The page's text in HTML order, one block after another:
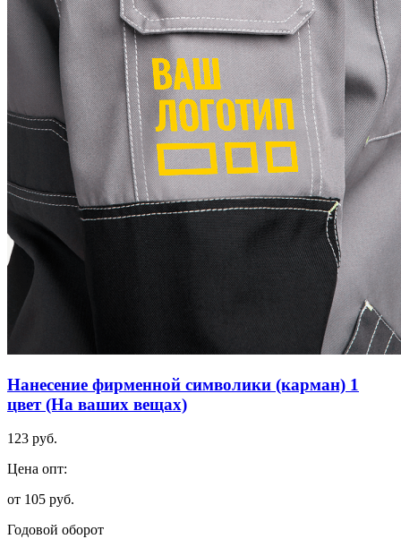
Нанесение фирменной символики (карман) 1
цвет (На ваших вещах)
123 руб.
Цена опт:
от 105 руб.
Годовой оборот